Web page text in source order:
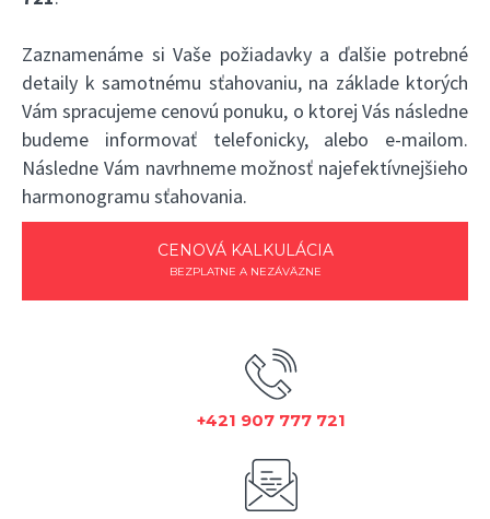
Zaznamenáme si Vaše požiadavky a ďalšie potrebné
detaily k samotnému sťahovaniu, na základe ktorých
Vám spracujeme cenovú ponuku, o ktorej Vás následne
budeme informovať telefonicky, alebo e-mailom.
Následne Vám navrhneme možnosť najefektívnejšieho
harmonogramu sťahovania.
CENOVÁ KALKULÁCIA
BEZPLATNE A NEZÁVÄZNE
+421 907 777 721